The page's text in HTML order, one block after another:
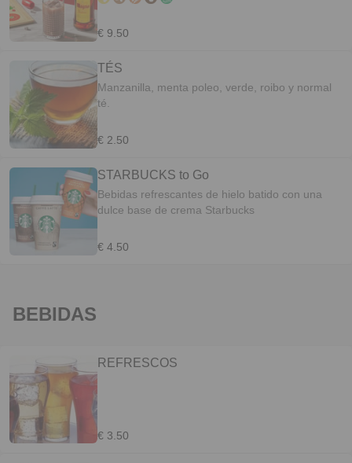
€ 9.50
TÉS
Manzanilla, menta poleo, verde, roibo y normal
té.
€ 2.50
STARBUCKS to Go
Bebidas refrescantes de hielo batido con una
dulce base de crema Starbucks
€ 4.50
BEBIDAS
REFRESCOS
€ 3.50